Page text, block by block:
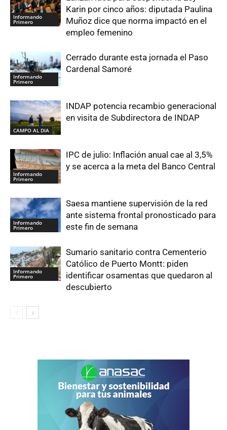
Informando
Primero
Karin por cinco años: diputada Paulina
Muñoz dice que norma impactó en el
empleo femenino
Informando
Primero
Cerrado durante esta jornada el Paso
Cardenal Samoré
CAMPO AL DIA
INDAP potencia recambio generacional
en visita de Subdirectora de INDAP
Informando
Primero
IPC de julio: Inflación anual cae al 3,5%
y se acerca a la meta del Banco Central
Informando
Primero
Saesa mantiene supervisión de la red
ante sistema frontal pronosticado para
este fin de semana
Informando
Primero
Sumario sanitario contra Cementerio
Católico de Puerto Montt: piden
identificar osamentas que quedaron al
descubierto